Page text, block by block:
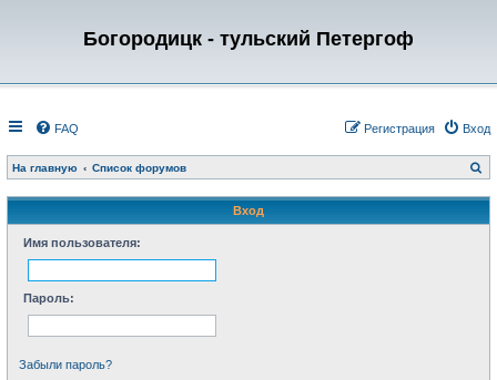
Богородицк - тульский Петергоф
FAQ Вход
Регистрация
На главную Список форумов
о
с
Вход
Имя пользователя:
Пароль:
Забыли пароль?